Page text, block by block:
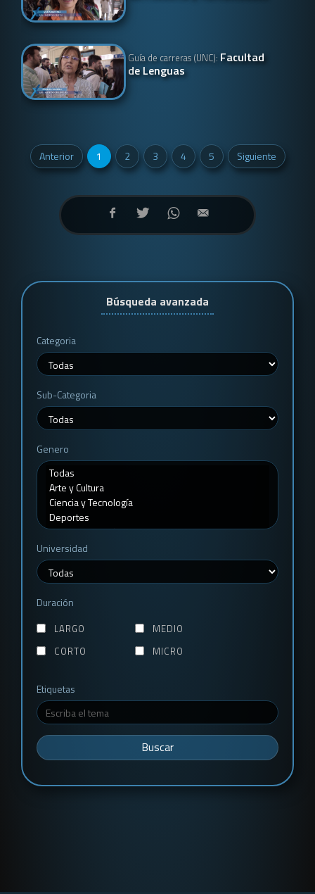
Guía de carreras (UNC): Facultad
de Lenguas
Anterior 1 2 3 4 5 Siguiente
Búsqueda avanzada
Categoria
Sub-Categoria
Genero
Universidad
Duración
LARGO
MEDIO
CORTO
MICRO
Etiquetas
Buscar